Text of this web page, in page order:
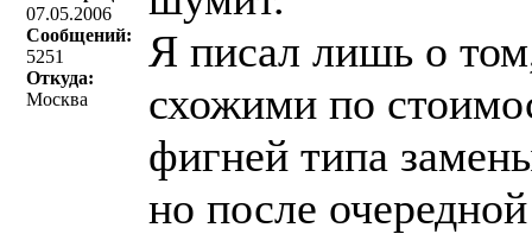
07.05.2006
Сообщений:
5251
Откуда:
Москва
Я писал лишь о
схожими по
фигней типа
но после